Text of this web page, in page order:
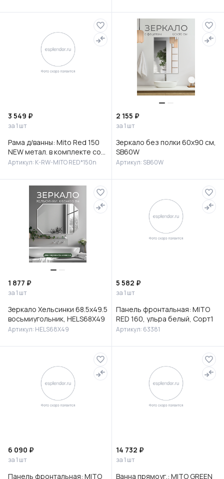
3 549 ₽
за 1 шт
Рама д/ванны: Mito Red 150
NEW метал. в комплекте со
сборочным пакетом, Сорт1
Артикул: K-RW-MITO RED*150n
2 155 ₽
за 1 шт
Зеркало без полки 60х90 см,
SB60W
Артикул: SB60W
1 877 ₽
за 1 шт
Зеркало Хельсинки 68.5х49.5
восьмиугольник, HELS68X49
Артикул: HELS68X49
5 582 ₽
за 1 шт
Панель фронтальная: MITO
RED 160, ульра белый, Сорт1
Артикул: 63381
6 090 ₽
за 1 шт
Панель фронтальная: MITO
14 732 ₽
за 1 шт
Ванна прямоуг.: MITO GREEN